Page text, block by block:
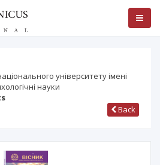
університету імені
науки
Back